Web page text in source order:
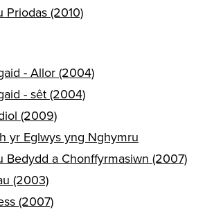
Priodas (2010)
- Allor (2004)
- sêt (2004)
(2009)
yr Eglwys yng Nghymru
Bedydd a Chonffyrmasiwn (2007)
(2003)
(2007)